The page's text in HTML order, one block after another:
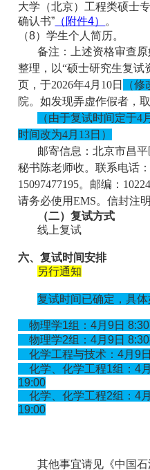
大学（北京）工程类硕士
确认书” （附件4） 。
（8）学生个人简历。
备注：
上述资格审查
整理，以“硕士研究生复试
页，于2026年4月10日
（
院。如发现弄虚作假者，
（由于复试时间定于4
时间改为4月13日 ）
邮寄信息：北京市昌
秘书陈老师收。联系电话：
15097477195。邮编：
请务必使用EMS。信封注
（二）复试方式
线上复试
六、复试时间安排
另行通知
复试时间已确定，具体
物理学1组：4月9日
物理学2组：4月9日
化学工程与技术：4月9
化学、化学工程1组：4
19:00
化学、化学工程2组：4
19:00
其他事宜请见《中国